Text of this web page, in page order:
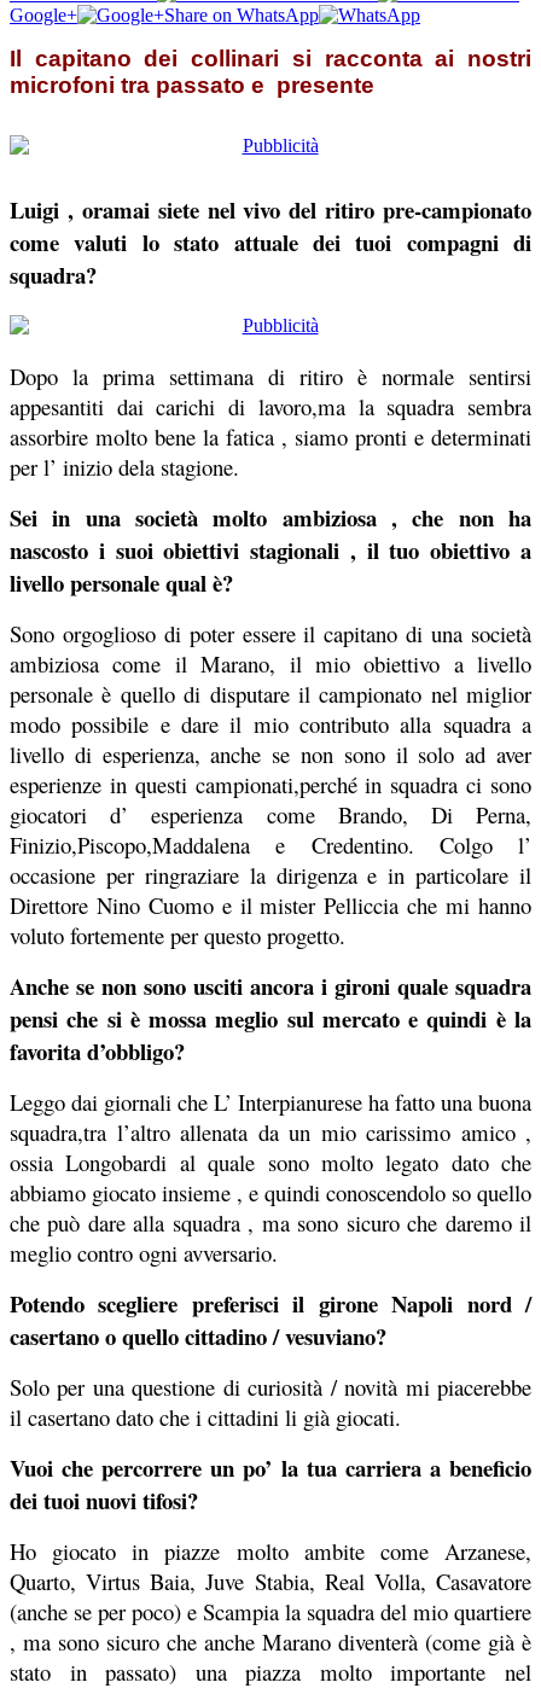
Google+
Share on WhatsApp
Il capitano dei collinari si racconta ai nostri
microfoni tra passato e presente
Luigi , oramai siete nel vivo del ritiro pre-campionato
come valuti lo stato attuale dei tuoi compagni di
squadra?
Dopo la prima settimana di ritiro è normale sentirsi
appesantiti dai carichi di lavoro,ma la squadra sembra
assorbire molto bene la fatica , siamo pronti e determinati
per l’ inizio dela stagione.
Sei in una società molto ambiziosa , che non ha
nascosto i suoi obiettivi stagionali , il tuo obiettivo a
livello personale qual è?
Sono orgoglioso di poter essere il capitano di una società
ambiziosa come il Marano, il mio obiettivo a livello
personale è quello di disputare il campionato nel miglior
modo possibile e dare il mio contributo alla squadra a
livello di esperienza, anche se non sono il solo ad aver
esperienze in questi campionati,perché in squadra ci sono
giocatori d’ esperienza come Brando, Di Perna,
Finizio,Piscopo,Maddalena e Credentino. Colgo l’
occasione per ringraziare la dirigenza e in particolare il
Direttore Nino Cuomo e il mister Pelliccia che mi hanno
voluto fortemente per questo progetto.
Anche se non sono usciti ancora i gironi quale squadra
pensi che si è mossa meglio sul mercato e quindi è la
favorita d’obbligo?
Leggo dai giornali che L’ Interpianurese ha fatto una buona
squadra,tra l’altro allenata da un mio carissimo amico ,
ossia Longobardi al quale sono molto legato dato che
abbiamo giocato insieme , e quindi conoscendolo so quello
che può dare alla squadra , ma sono sicuro che daremo il
meglio contro ogni avversario.
Potendo scegliere preferisci il girone Napoli nord /
casertano o quello cittadino / vesuviano?
Solo per una questione di curiosità / novità mi piacerebbe
il casertano dato che i cittadini li già giocati.
Vuoi che percorrere un po’ la tua carriera a beneficio
dei tuoi nuovi tifosi?
Ho giocato in piazze molto ambite come Arzanese,
Quarto, Virtus Baia, Juve Stabia, Real Volla, Casavatore
(anche se per poco) e Scampia la squadra del mio quartiere
, ma sono sicuro che anche Marano diventerà (come già è
stato in passato) una piazza molto importante nel